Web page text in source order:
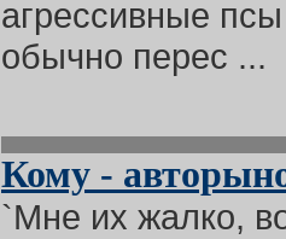
агрессивные
обычно перес ...
Кому -
`Мне их жалко,